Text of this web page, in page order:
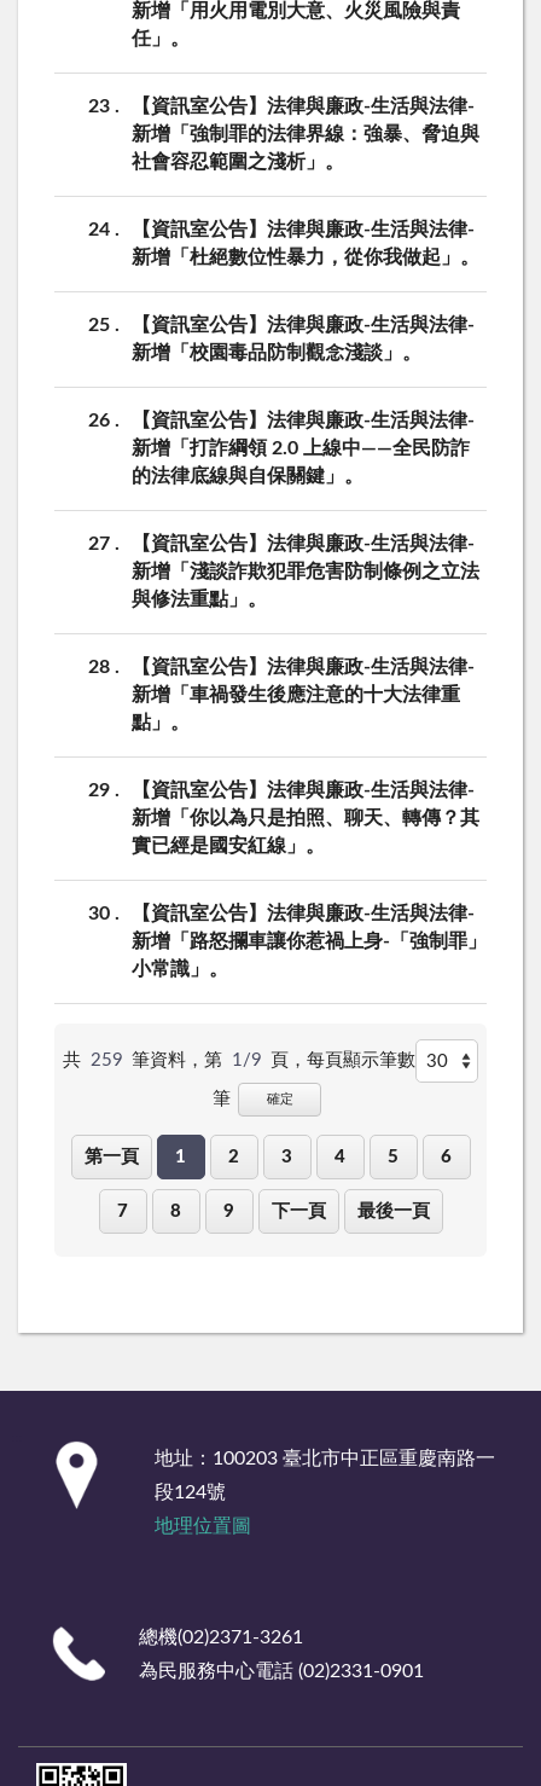
新增「用火用電別大意、火災風險與責
任」。
23
【資訊室公告】法律與廉政-生活與法律-
新增「強制罪的法律界線：強暴、脅迫與
社會容忍範圍之淺析」。
24
【資訊室公告】法律與廉政-生活與法律-
新增「杜絕數位性暴力，從你我做起」。
25
【資訊室公告】法律與廉政-生活與法律-
新增「校園毒品防制觀念淺談」。
26
【資訊室公告】法律與廉政-生活與法律-
新增「打詐綱領 2.0 上線中——全民防詐
的法律底線與自保關鍵」。
27
【資訊室公告】法律與廉政-生活與法律-
新增「淺談詐欺犯罪危害防制條例之立法
與修法重點」。
28
【資訊室公告】法律與廉政-生活與法律-
新增「車禍發生後應注意的十大法律重
點」。
29
【資訊室公告】法律與廉政-生活與法律-
新增「你以為只是拍照、聊天、轉傳？其
實已經是國安紅線」。
30
【資訊室公告】法律與廉政-生活與法律-
新增「路怒攔車讓你惹禍上身-「強制罪」
小常識」。
共 259 筆資料，第 1/9 頁，每頁顯示筆數
筆 確定
第一頁 1 2 3 4 5 6
7 8 9 下一頁 最後一頁
地址：100203 臺北市中正區重慶南路一
段124號
地理位置圖
總機(02)2371-3261
為民服務中心電話 (02)2331-0901